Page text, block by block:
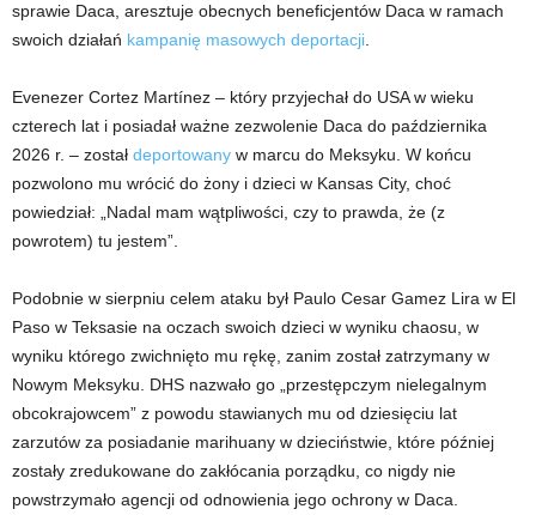
sprawie Daca, aresztuje obecnych beneficjentów Daca w ramach
swoich działań kampanię masowych deportacji
Evenezer Cortez Martínez – który przyjechał do USA w wieku
czterech lat i posiadał ważne zezwolenie Daca do października
2026 r. – został deportowany w marcu do Meksyku. W końcu
pozwolono mu wrócić do żony i dzieci w Kansas City, choć
powiedział: „Nadal mam wątpliwości, czy to prawda, że ​​(z
powrotem) tu jestem”.
Podobnie w sierpniu celem ataku był Paulo Cesar Gamez Lira w El
Paso w Teksasie na oczach swoich dzieci w wyniku chaosu, w
wyniku którego zwichnięto mu rękę, zanim został zatrzymany w
Nowym Meksyku. DHS nazwało go „przestępczym nielegalnym
obcokrajowcem” z powodu stawianych mu od dziesięciu lat
zarzutów za posiadanie marihuany w dzieciństwie, które później
zostały zredukowane do zakłócania porządku, co nigdy nie
powstrzymało agencji od odnowienia jego ochrony w Daca.